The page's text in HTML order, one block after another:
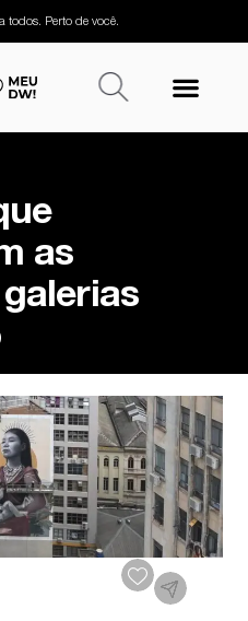
todos. Perto de você.
as